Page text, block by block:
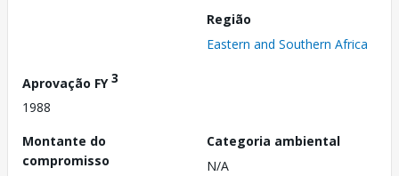
Região
Eastern and Southern Africa
Aprovação FY3
1988
Montante do
compromisso
Categoria ambiental
N/A